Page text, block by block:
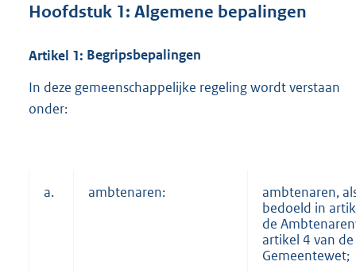
Hoofdstuk 1: Algemene bepalingen
Artikel 1: Begripsbepalingen
In deze gemeenschappelijke regeling wordt verstaan
onder:
a. ambtenaren:
ambtenaren,
bedoeld in
de
artikel 4 van de
Gemeentewet;